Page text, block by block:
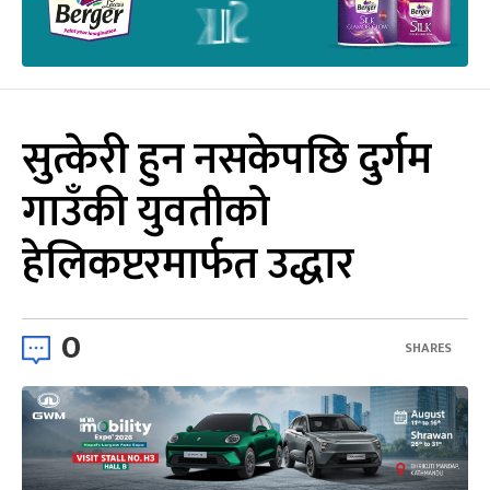
सुत्केरी हुन नसकेपछि दुर्गम
गाउँकी युवतीको
हेलिकप्टरमार्फत उद्धार
0 SHARES